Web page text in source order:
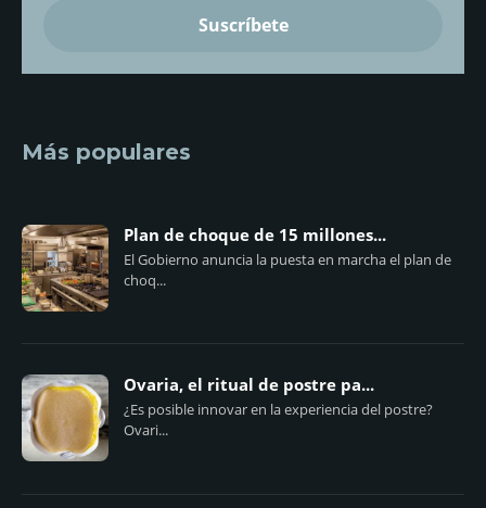
Más populares
Plan de choque de 15 millones...
El Gobierno anuncia la puesta en marcha el plan de
choq...
Ovaria, el ritual de postre pa...
¿Es posible innovar en la experiencia del postre?
Ovari...